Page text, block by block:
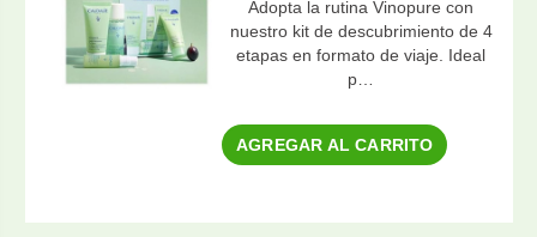
Adopta la rutina Vinopure con
nuestro kit de descubrimiento de 4
etapas en formato de viaje. Ideal
p…
AGREGAR AL CARRITO